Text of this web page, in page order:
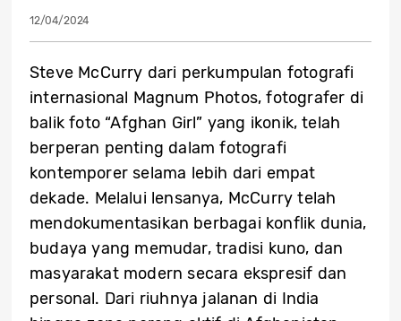
12/04/2024
Steve McCurry dari perkumpulan fotografi
internasional Magnum Photos, fotografer di
balik foto “Afghan Girl” yang ikonik, telah
berperan penting dalam fotografi
kontemporer selama lebih dari empat
dekade. Melalui lensanya, McCurry telah
mendokumentasikan berbagai konflik dunia,
budaya yang memudar, tradisi kuno, dan
masyarakat modern secara ekspresif dan
personal. Dari riuhnya jalanan di India